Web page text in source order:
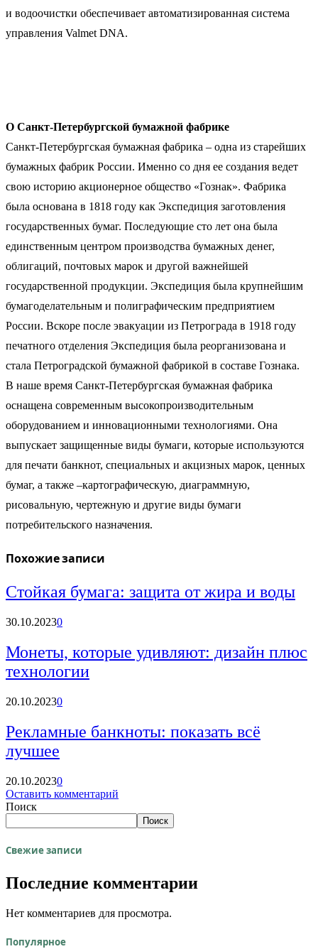
и водоочистки обеспечивает автоматизированная система
управления Valmet DNA.
О Санкт-Петербургской бумажной фабрике
Санкт-Петербургская бумажная фабрика – одна из старейших
бумажных фабрик России. Именно со дня ее создания ведет
свою историю акционерное общество «Гознак». Фабрика
была основана в 1818 году как Экспедиция заготовления
государственных бумаг. Последующие сто лет она была
единственным центром производства бумажных денег,
облигаций, почтовых марок и другой важнейшей
государственной продукции. Экспедиция была крупнейшим
бумагоделательным и полиграфическим предприятием
России. Вскоре после эвакуации из Петрограда в 1918 году
печатного отделения Экспедиция была реорганизована и
стала Петроградской бумажной фабрикой в составе Гознака.
В наше время Санкт-Петербургская бумажная фабрика
оснащена современным высокопроизводительным
оборудованием и инновационными технологиями. Она
выпускает защищенные виды бумаги, которые используются
для печати банкнот, специальных и акцизных марок, ценных
бумаг, а также –картографическую, диаграммную,
рисовальную, чертежную и другие виды бумаги
потребительского назначения.
Похожие записи
Стойкая бумага: защита от жира и воды
30.10.20230
Монеты, которые удивляют: дизайн плюс
технологии
20.10.20230
Рекламные банкноты: показать всё
лучшее
20.10.20230
Оставить комментарий
Поиск
Поиск
Свежие записи
Последние комментарии
Нет комментариев для просмотра.
Популярное